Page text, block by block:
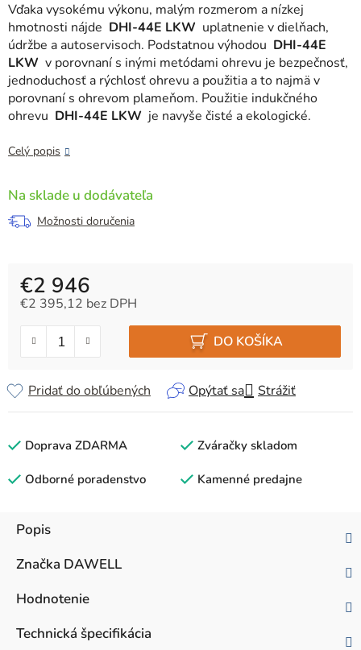
Vďaka vysokému výkonu, malým rozmerom a nízkej
hmotnosti nájde DHI-44E LKW uplatnenie v dielňach,
údržbe a autoservisoch. Podstatnou výhodou DHI-44E
LKW v porovnaní s inými metódami ohrevu je bezpečnosť,
jednoduchosť a rýchlosť ohrevu a použitia a to najmä v
porovnaní s ohrevom plameňom. Použitie indukčného
ohrevu DHI-44E LKW je navyše čisté a ekologické.
Celý popis
Na sklade u dodávateľa
Možnosti doručenia
€2 946
€2 395,12 bez DPH
DO KOŠÍKA
Opýtať sa Strážiť
Pridať do obľúbených
Doprava ZDARMA Zváračky skladom
Odborné poradenstvo Kamenné predajne
Popis
Značka DAWELL
Hodnotenie
Technická špecifikácia